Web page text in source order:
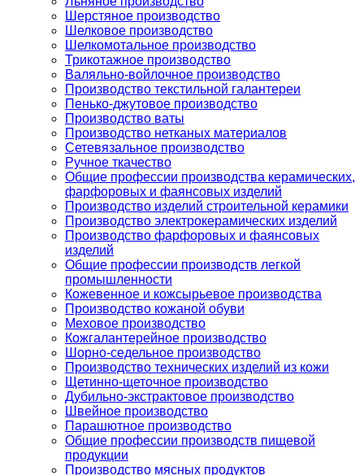
Шерстяное производство
Шелковое производство
Шелкомотальное производство
Трикотажное производство
Валяльно-войлочное производство
Производство текстильной галантереи
Пенько-джутовое производство
Производство ваты
Производство нетканых материалов
Сетевязальное производство
Ручное ткачество
Общие профессии производства керамических,
фарфоровых и фаянсовых изделий
Производство изделий строительной керамики
Производство электрокерамических изделий
Производство фарфоровых и фаянсовых
изделий
Общие профессии производств легкой
промышленности
Кожевенное и кожсырьевое производства
Производство кожаной обуви
Меховое производство
Кожгалантерейное производство
Шорно-седельное производство
Производство технических изделий из кожи
Щетинно-щеточное производство
Дубильно-экстрактовое производство
Швейное производство
Парашютное производство
Общие профессии производств пищевой
продукции
Производство мясных продуктов